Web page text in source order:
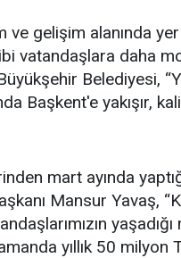
gelişim alanında yer
vatandaşlara daha
Belediyesi,
Başkent'e yakışır,
mart ayında
Mansur Yavaş,
yıllık 50